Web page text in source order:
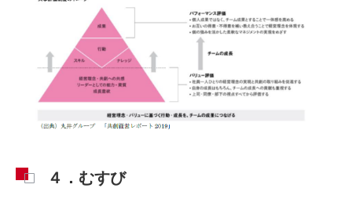
４．むすび